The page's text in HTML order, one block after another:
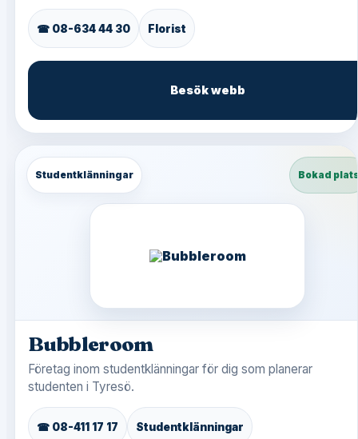
☎ 08-634 44 30 Florist
Besök webb
Studentklänningar Bokad
Bubbleroom
Företag inom studentklänningar för dig som planerar
studenten i Tyresö.
☎ 08-411 17 17 Studentklänningar